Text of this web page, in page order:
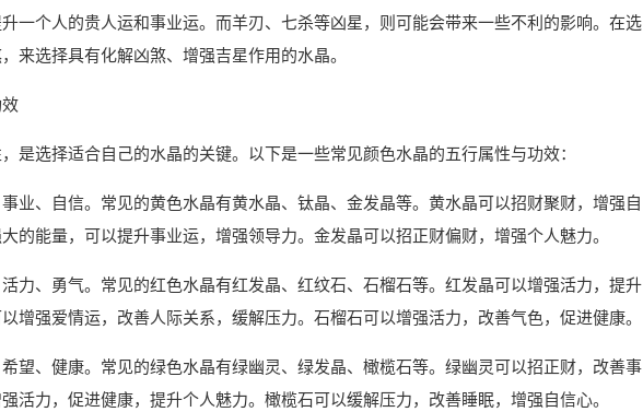
一个人的贵人运和事业运。而羊刃、七杀等凶星，则可能会带来一些不利的影响。在选
来选择具有化解凶煞、增强吉星作用的水晶。
是选择适合自己的水晶的关键。以下是一些常见颜色水晶的五行属性与功效：
业、自信。常见的黄色水晶有黄水晶、钛晶、金发晶等。黄水晶可以招财聚财，增强自
的能量，可以提升事业运，增强领导力。金发晶可以招正财偏财，增强个人魅力。
力、勇气。常见的红色水晶有红发晶、红纹石、石榴石等。红发晶可以增强活力，提升
增强爱情运，改善人际关系，缓解压力。石榴石可以增强活力，改善气色，促进健康。
望、健康。常见的绿色水晶有绿幽灵、绿发晶、橄榄石等。绿幽灵可以招正财，改善事
活力，促进健康，提升个人魅力。橄榄石可以缓解压力，改善睡眠，增强自信心。